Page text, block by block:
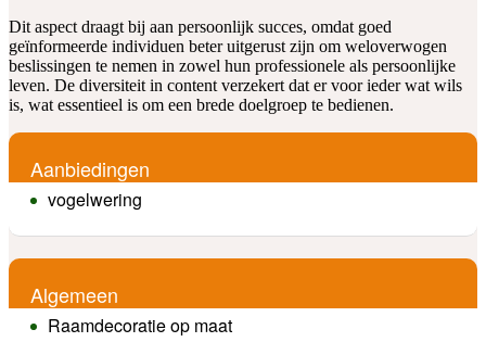
Dit aspect draagt bij aan persoonlijk succes, omdat goed
geïnformeerde individuen beter uitgerust zijn om weloverwogen
beslissingen te nemen in zowel hun professionele als persoonlijke
leven. De diversiteit in content verzekert dat er voor ieder wat wils
is, wat essentieel is om een brede doelgroep te bedienen.
Aanbiedingen
vogelwering
Algemeen
Raamdecoratie op maat